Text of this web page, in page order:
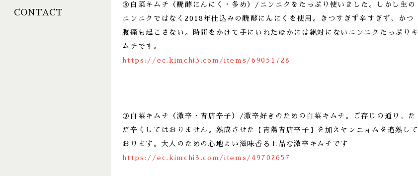
CONTACT
⑧白菜キムチ（醗酵にんにく・多め）/ニンニクをたっぷり使いました。しかし生の
ニンニクではなく2018年仕込みの醗酵にんにくを使用。きつすぎず辛すぎず、かつ
腹痛も起こさない。時間をかけて手にいれたほかには絶対にないニンニクたっぷりキ
ムチです。
https://ec.kimchi3.com/items/69051728
⑨白菜キムチ（激辛・青唐辛子）/激辛好きのための白菜キムチ。ご存じの通り、た
だ辛くしてはおりません。熟成させた【青陽青唐辛子】を加えヤンニョムを追熟して
おります。大人のための心地よい滋味香る上品な激辛キムチです
https://ec.kimchi3.com/items/49702657